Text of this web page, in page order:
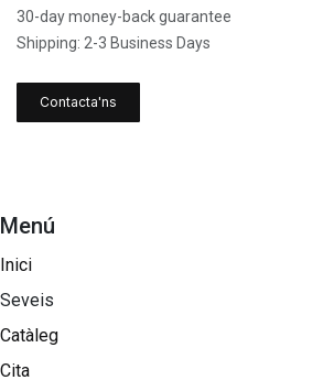
30-day money-back guarantee
Shipping: 2-3 Business Days
Contacta'ns
Menú
Inici
Seveis
Catàleg
Cita